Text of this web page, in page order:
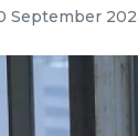
September